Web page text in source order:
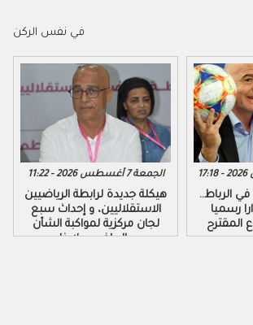
في نفس الركن
الجمعة 7 أغسطس 2026 - 11:22
هيكلة جديدة لرابطة الرياضيين
الاستقلاليين، و إحداث سبع
لجان مركزية لمواكبة الشأن
الرياضي ببلادنا..
الرباط..
رسميا